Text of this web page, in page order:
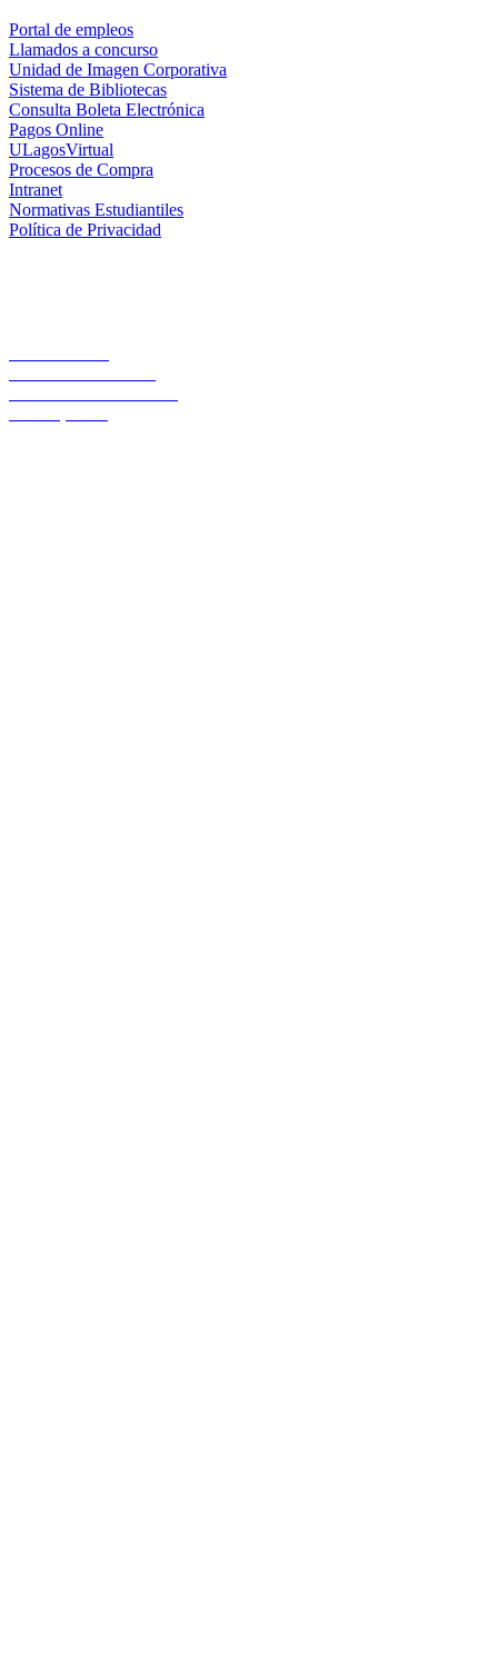
Portal de empleos
Llamados a concurso
Unidad de Imagen Corporativa
Sistema de Bibliotecas
Consulta Boleta Electrónica
Pagos Online
ULagosVirtual
Procesos de Compra
Intranet
Normativas Estudiantiles
Política de Privacidad